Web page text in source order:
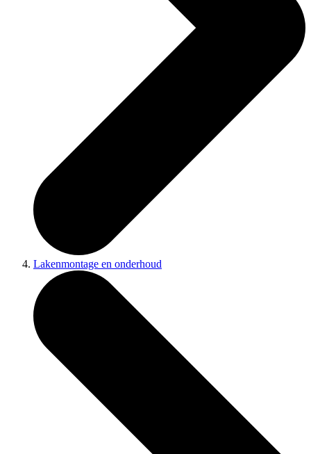
Lakenmontage en onderhoud